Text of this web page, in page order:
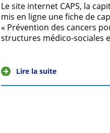
Le site internet CAPS, la
mis en ligne une fiche de
« Prévention des cancers
structures médico-sociales
Lire la suite